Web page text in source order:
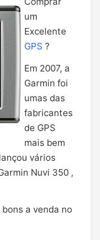
um
Excelente
GPS ?
Em 2007, a
Garmin foi
umas das
fabricantes
de GPS
mais bem
vários
Nuvi 350 ,
a venda no